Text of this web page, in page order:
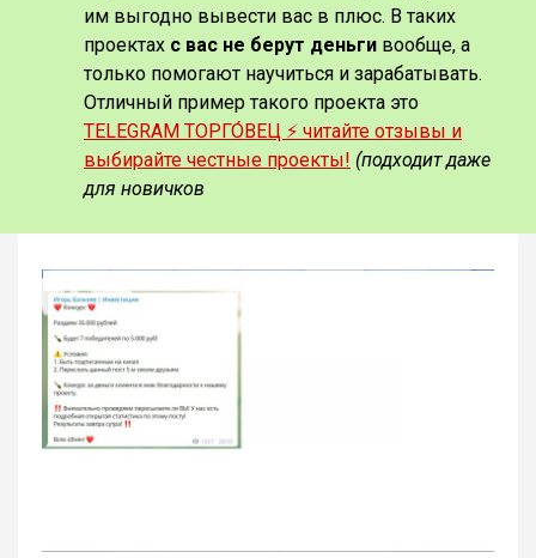
им выгодно вывести вас в плюс. В таких
проектах с вас не берут деньги вообще, а
только помогают научиться и зарабатывать.
Отличный пример такого проекта это
TELEGRAM ТОРГО́ВЕЦ ⚡️ читайте отзывы и
выбирайте честные проекты! (подходит даже
для новичков